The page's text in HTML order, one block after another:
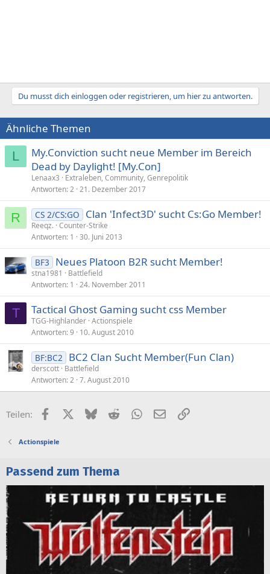
Du musst dich einloggen oder registrieren, um hier zu antworten.
Ähnliche Themen
L
My.Conviction sucht neue Member im Bereich
Dead by Daylight! [My.Con]
Lenaax3
Extraleben, Community, Genrepolitik
Antworten 2 21. Dezember 2017
R CS 2/CS:GO Clan 'Infect3D' sucht Cs:Go Member!
Reeqz. Counter-Strike
Antworten 1 30. Juni 2013
BF3 Neues Platoon B2R sucht Member!
stna1981
Battlefield
Antworten 1 24. November 2011
T Tactical Ghost Gaming sucht css Member
TGG-Highlander Actionspiele
Antworten 9 10. August 2010
BF:BC2 BC2 Clan Sucht Member(Fun Clan)
derscott Battlefield
Antworten 2 7. August 2010
Teilen: FacebookX (Twitter)
BlueskyRedditWhatsApp
E-MailLink
Actionspiele
Passend zum Thema